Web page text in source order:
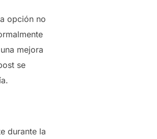
opción no
mejora
se
durante la